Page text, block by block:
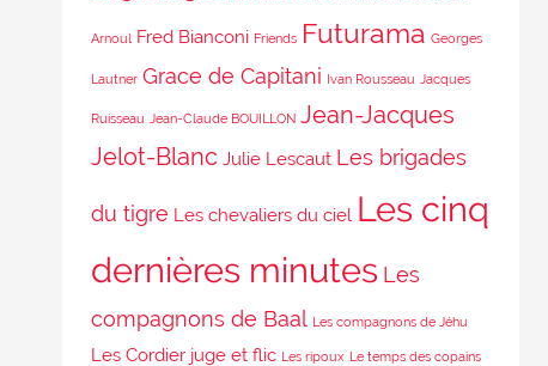
Arnoul Fred Bianconi Friends Futurama Georges
Lautner Grace de Capitani Ivan Rousseau Jacques
Ruisseau Jean-Claude BOUILLON Jean-Jacques
Jelot-Blanc Julie Lescaut Les brigades
du tigre Les chevaliers du ciel Les cinq
dernières minutes Les
compagnons de Baal Les compagnons de Jéhu
Les Cordier juge et flic Les ripoux Le temps des copains